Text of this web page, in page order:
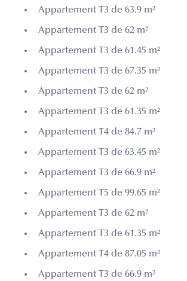
Appartement T3 de 63.9 m²
Appartement T3 de 62 m²
Appartement T3 de 61.45 m²
Appartement T3 de 67.35 m²
Appartement T3 de 62 m²
Appartement T3 de 61.35 m²
Appartement T4 de 84.7 m²
Appartement T3 de 63.45 m²
Appartement T3 de 66.9 m²
Appartement T5 de 99.65 m²
Appartement T3 de 62 m²
Appartement T3 de 61.35 m²
Appartement T4 de 87.05 m²
Appartement T3 de 66.9 m²